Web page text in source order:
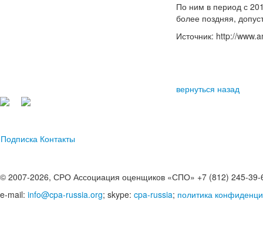
По ним в период с
более поздняя,
Источник: http://
вернуться назад
Подписка Контакты
© 2007-2026, СРО Ассоциация оценщиков «СПО» +7 (812) 245-39-
e-mail: info@cpa-russia.org; skype: cpa-russia; политика